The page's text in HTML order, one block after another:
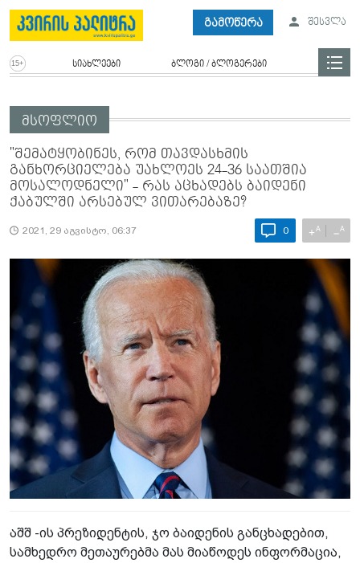
გამოწერა შესვლა
სიახლეები ბლოგი / ბლოგერები
მსოფლიო
"შემატყობინეს, რომ თავდასხმის
განხორციელება უახლოეს 24-36 საათშია
მოსალოდნელი" - რას აცხადებს ბაიდენი
ქაბულში არსებულ ვითარებაზე?
2021, 29 აგვისტო, 06:37 0 +A −A
აშშ -ის პრეზიდენტის, ჯო ბაიდენის განცხადებით,
სამხედრო მეთაურებმა მას მიაწოდეს ინფორმაცია,